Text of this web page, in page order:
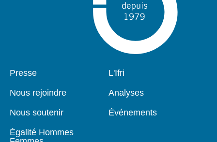
Pied
Presse
Nous rejoindre
Nous soutenir
Égalité Hommes
Navigation
L'Ifri
Analyses
Événements